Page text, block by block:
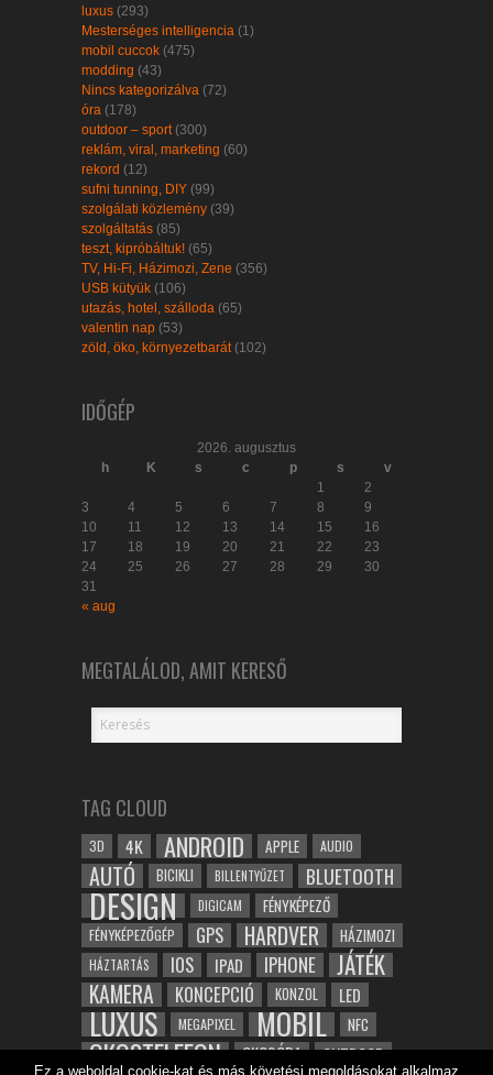
luxus (293)
Mesterséges intelligencia (1)
mobil cuccok (475)
modding (43)
Nincs kategorizálva (72)
óra (178)
outdoor – sport (300)
reklám, viral, marketing (60)
rekord (12)
sufni tunning, DIY (99)
szolgálati közlemény (39)
szolgáltatás (85)
teszt, kipróbáltuk! (65)
TV, Hi-Fi, Házimozi, Zene (356)
USB kütyük (106)
utazás, hotel, szálloda (65)
valentin nap (53)
zöld, öko, környezetbarát (102)
IDŐGÉP
2026. augusztus
h
K s c p s
v
1
2
3
4 5 6 7 8
9
10
11 12 13 14 15
16
17
18 19 20 21 22
23
24
25 26 27 28 29
30
31
« aug
MEGTALÁLOD, AMIT KERESŐ
TAG CLOUD
3D 4K ANDROID APPLE AUDIO
AUTÓ BICIKLI BILLENTYŰZET BLUETOOTH
DESIGN DIGICAM FÉNYKÉPEZŐ
FÉNYKÉPEZŐGÉP GPS HARDVER HÁZIMOZI
HÁZTARTÁS IOS IPAD IPHONE JÁTÉK
KAMERA KONCEPCIÓ KONZOL LED
LUXUS MEGAPIXEL MOBIL NFC
OKOSTELEFON OKOSÓRA OUTDOOR
Ez a weboldal cookie-kat és más követési megoldásokat alkalmaz